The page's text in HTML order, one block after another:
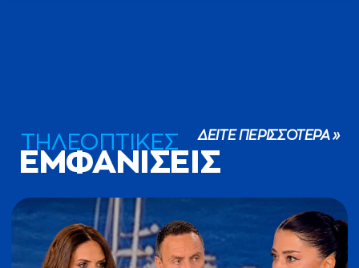
ΤΗΛΕΟΠΤΙΚΕΣ
ΕΜΦΑΝΙΣΕΙΣ
ΔΕΙΤΕ ΠΕΡΙΣΣΟΤΕΡΑ »